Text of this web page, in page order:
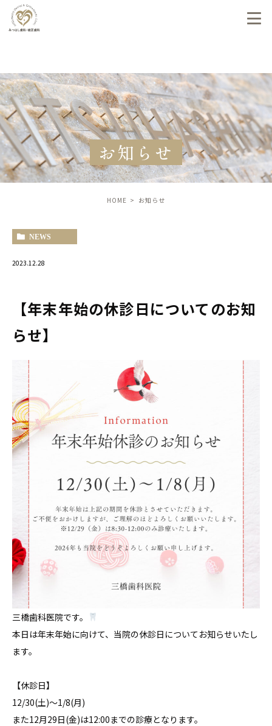
お知らせ
HOME お知らせ
NEWS
2023.12.28
【年末年始の休診日についてのお知
らせ】
三橋歯科医院です。
本日は年末年始に向けて、当院の休診日についてお知らせいたし
ます。
【休診日】
12/30(土)〜1/8(月)
また12月29日(金)は12:00までの診療となります。